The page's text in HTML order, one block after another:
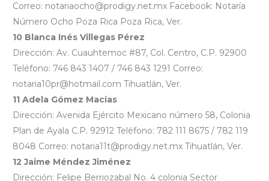
Correo: notariaocho@prodigy.net.mx Facebook: Notaría
Número Ocho Poza Rica Poza Rica, Ver.
10 Blanca Inés Villegas Pérez
Dirección: Av. Cuauhtemoc #87, Col. Centro, C.P. 92900
Teléfono: 746 843 1407 / 746 843 1291 Correo:
notaria10pr@hotmail.com Tihuatlán, Ver.
11 Adela Gómez Macías
Dirección: Avenida Ejército Mexicano número 58, Colonia
Plan de Ayala C.P. 92912 Teléfono: 782 111 8675 / 782 119
8048 Correo: notaria11t@prodigy.net.mx Tihuatlán, Ver.
12 Jaime Méndez Jiménez
Dirección: Felipe Berriozabal No. 4 colonia Sector